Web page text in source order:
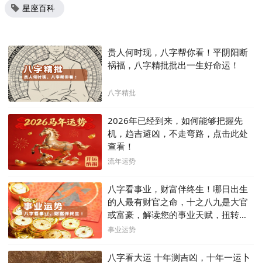
星座百科
贵人何时现，八字帮你看！平阴阳断
祸福，八字精批批出一生好命运！
八字精批
2026年已经到来，如何能够把握先
机，趋吉避凶，不走弯路，点击此处
查看！
流年运势
八字看事业，财富伴终生！哪日出生
的人最有财官之命，十之八九是大官
或富豪，解读您的事业天赋，扭转当
下不利困局！！
事业运势
八字看大运 十年测吉凶，十年一运卜